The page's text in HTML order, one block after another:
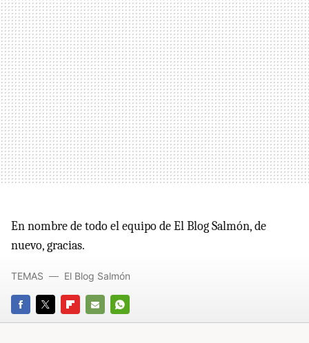
En nombre de todo el equipo de El Blog Salmón, de
nuevo, gracias.
FACEBOOK
TWITTERFLIPBOARD
E-
WHATSAPP
TEMAS El Blog Salmón